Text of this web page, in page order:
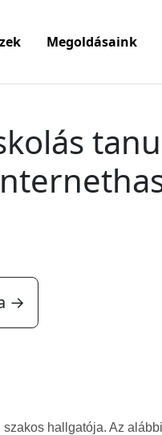
Megoldásaink
→
szakos hallgatója. Az